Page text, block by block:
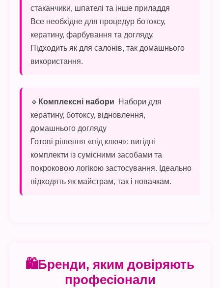
стаканчики, шпателі та інше приладдя
Все необхідне для процедур ботоксу,
кератину, фарбування та догляду.
Підходить як для салонів, так домашнього
використання.
🔹 Комплексні набори
Набори для
кератину, ботоксу, відновлення,
домашнього догляду
Готові рішення «під ключ»: вигідні
комплекти із сумісними засобами та
покроковою логікою застосування. Ідеально
підходять як майстрам, так і новачкам.
🛍Бренди, яким довіряють
професіонали